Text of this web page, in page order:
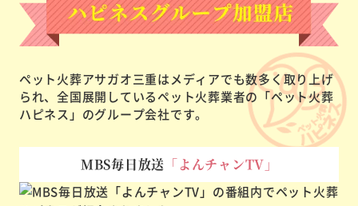
ペット火葬アサガオ三重はメディアでも数多く取り上げ
られ、 全国展開しているペット火葬業者の「ペット火葬
ハピネス」のグループ会社です。
MBS毎日放送 「よんチャンTV」